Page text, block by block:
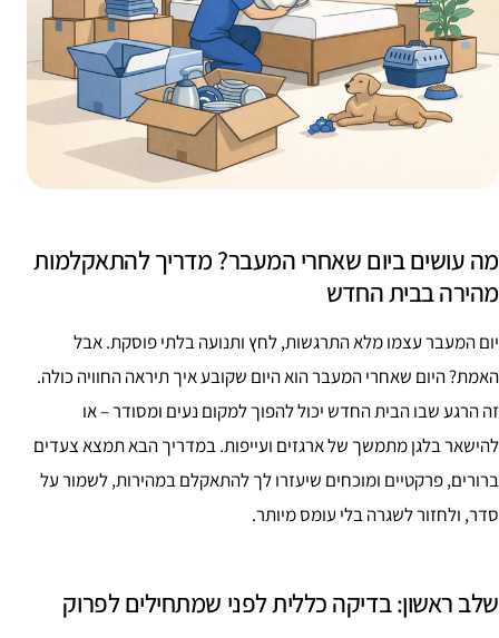
מה עושים ביום שאחרי המעבר? מדריך להתאקלמות
מהירה בבית החדש
יום המעבר עצמו מלא התרגשות, לחץ ותנועה בלתי פוסקת. אבל
האמת? היום שאחרי המעבר הוא היום שקובע איך תיראה החוויה כולה.
זה הרגע שבו הבית החדש יכול להפוך למקום נעים ומסודר – או
להישאר בלגן מתמשך של ארגזים ועייפות. במדריך הבא תמצא צעדים
ברורים, פרקטיים ומוכחים שיעזרו לך להתאקלם במהירות, לשמור על
סדר, ולחזור לשגרה בלי עומס מיותר.
שלב ראשון: בדיקה כללית לפני שמתחילים לפרוק